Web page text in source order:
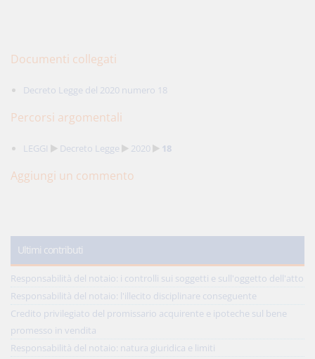
Documenti collegati
Decreto Legge del 2020 numero 18
Percorsi argomentali
LEGGI Decreto Legge 2020 18
Aggiungi un commento
Ultimi contributi
Responsabilità del notaio: i controlli sui soggetti e sull'oggetto dell'atto
Responsabilità del notaio: l'illecito disciplinare conseguente
Credito privilegiato del promissario acquirente e ipoteche sul bene
promesso in vendita
Responsabilità del notaio: natura giuridica e limiti